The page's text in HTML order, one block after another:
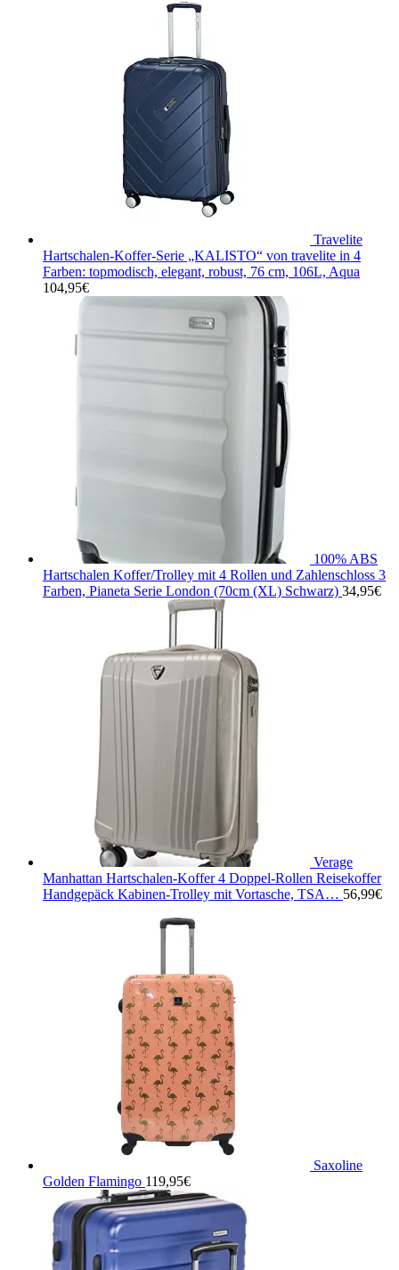
Travelite
Hartschalen-Koffer-Serie „KALISTO“ von travelite in 4
Farben: topmodisch, elegant, robust, 76 cm, 106L, Aqua
104,95€
100% ABS
Hartschalen Koffer/Trolley mit 4 Rollen und Zahlenschloss 3
Farben, Pianeta Serie London (70cm (XL) Schwarz) 34,95€
Verage
Manhattan Hartschalen-Koffer 4 Doppel-Rollen Reisekoffer
Handgepäck Kabinen-Trolley mit Vortasche, TSA… 56,99€
Saxoline
Golden Flamingo 119,95€